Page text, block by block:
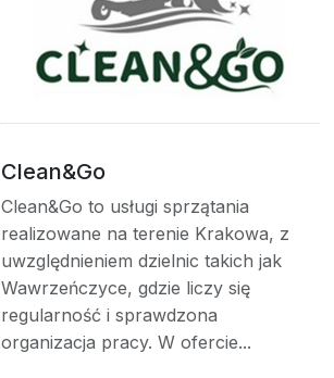
Clean&Go
Clean&Go to usługi sprzątania
realizowane na terenie Krakowa, z
uwzględnieniem dzielnic takich jak
Wawrzeńczyce, gdzie liczy się
regularność i sprawdzona
organizacja pracy. W ofercie...